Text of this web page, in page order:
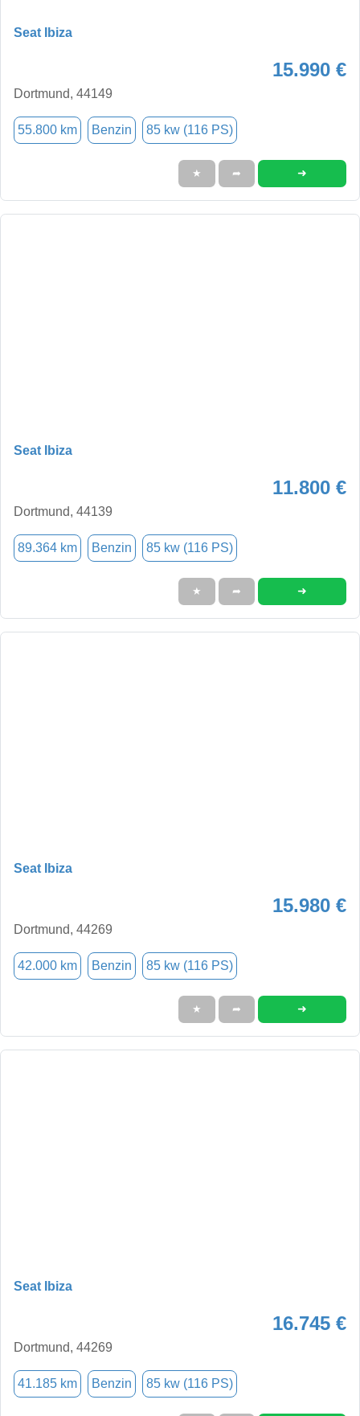
Seat Ibiza
15.990 €
Dortmund, 44149
55.800 km Benzin 85 kw (116 PS)
★ ➦ ➜
Seat Ibiza
11.800 €
Dortmund, 44139
89.364 km Benzin 85 kw (116 PS)
★ ➦ ➜
Seat Ibiza
15.980 €
Dortmund, 44269
42.000 km Benzin 85 kw (116 PS)
★ ➦ ➜
Seat Ibiza
16.745 €
Dortmund, 44269
41.185 km Benzin 85 kw (116 PS)